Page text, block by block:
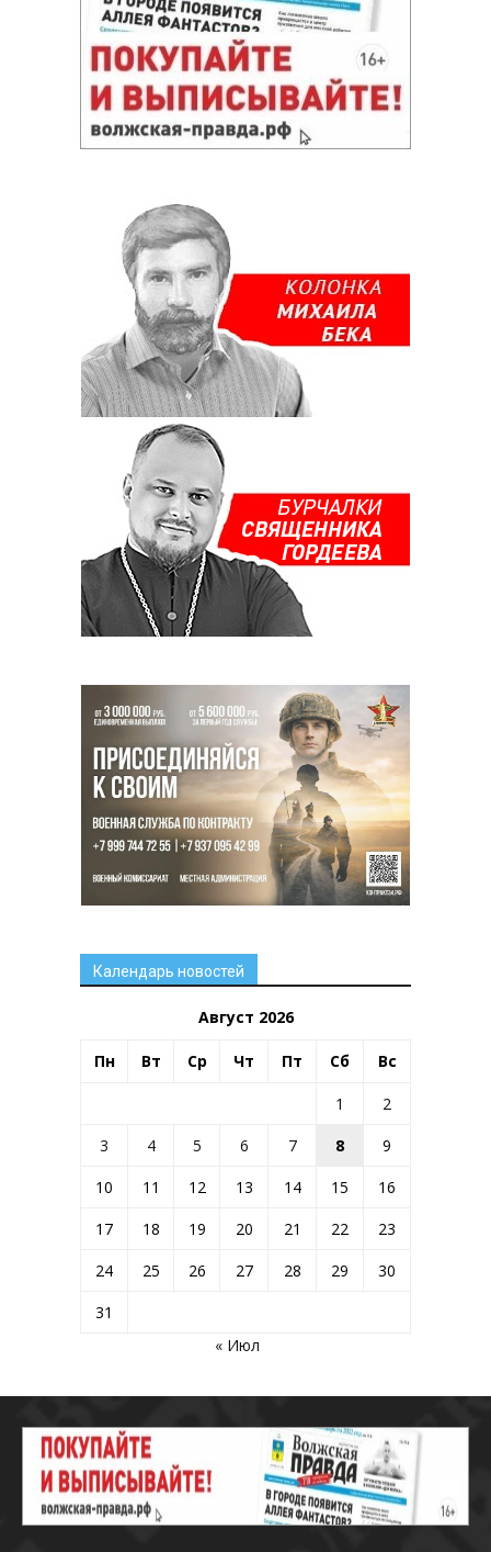
Календарь новостей
Август 2026
Пн Вт Ср Чт Пт Сб Вс
1
2
3
4 5 6 7 8
9
10
11 12 13 14 15
16
17
18 19 20 21 22
23
24
25 26 27 28 29
30
31
« Июл